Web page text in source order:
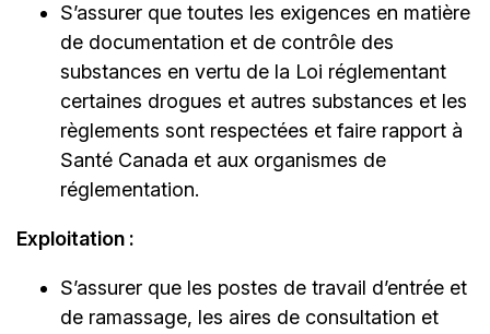
S’assurer que toutes les exigences en matière
de documentation et de contrôle des
substances en vertu de la Loi réglementant
certaines drogues et autres substances et les
règlements sont respectées et faire rapport à
Santé Canada et aux organismes de
réglementation.
Exploitation :
S’assurer que les postes de travail d’entrée et
de ramassage, les aires de consultation et